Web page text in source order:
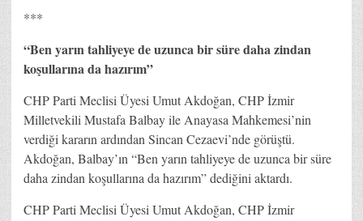
***
“Ben yarın tahliyeye de uzunca bir süre daha zindan
koşullarına da hazırım”
CHP Parti Meclisi Üyesi Umut Akdoğan, CHP İzmir
Milletvekili Mustafa Balbay ile Anayasa Mahkemesi’nin
verdiği kararın ardından Sincan Cezaevi’nde görüştü.
Akdoğan, Balbay’ın “Ben yarın tahliyeye de uzunca bir süre
daha zindan koşullarına da hazırım” dediğini aktardı.
CHP Parti Meclisi Üyesi Umut Akdoğan, CHP İzmir